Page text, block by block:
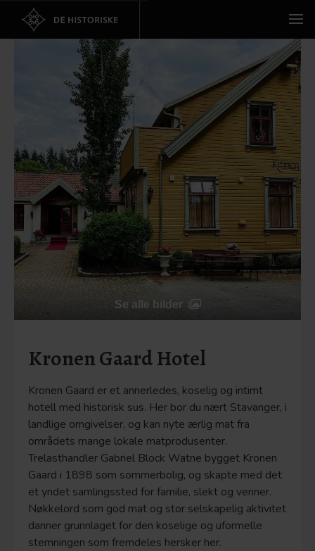
Se alle bilder
Kronen Gaard Hotel
Kronen Gaard er et annerledes, koselig og intimt
hotell med historisk sus. Her bor du nært Stavanger, i
landlige omgivelser, og kan nyte ærlig mat fra
områdets mange lokale matprodusenter.
Trelasthandler Gabriel Block Watne bygget Kronen
Gaard i 1898 som sommerbolig, og skapte med det
et yndet samlingssted for familie, slekt og venner.
Nøkkelord som god mat og stor selskapelig aktivitet
danner grunnlaget for den koselige og uformelle
stemningen som fremdeles hersker her.